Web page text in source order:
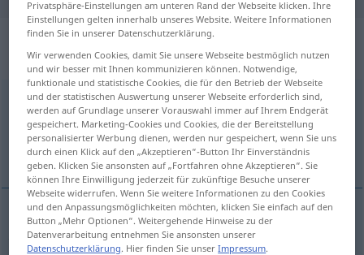
„zusammenkehren“
Verb
zusammenkehrenv/t <trennb;-ge-;h>
Übersicht aller Übersetzungen
(Für mehr Details die Übersetzung anklicken/antippen)
zusammenkehren → siehe „zusammenfegen
Privatsphäre-Einstellungen am unteren Rand der Webseite klicken. Ihre
Einstellungen gelten innerhalb unseres Website. Weitere Informationen
finden Sie in unserer Datenschutzerklärung.
Wir verwenden Cookies, damit Sie unsere Webseite bestmöglich nutzen
und wir besser mit Ihnen kommunizieren können. Notwendige,
funktionale und statistische Cookies, die für den Betrieb der Webseite
und der statistischen Auswertung unserer Webseite erforderlich sind,
werden auf Grundlage unserer Vorauswahl immer auf Ihrem Endgerät
gespeichert. Marketing-Cookies und Cookies, die der Bereitstellung
personalisierter Werbung dienen, werden nur gespeichert, wenn Sie uns
durch einen Klick auf den „Akzeptieren“-Button Ihr Einverständnis
geben. Klicken Sie ansonsten auf „Fortfahren ohne Akzeptieren“. Sie
können Ihre Einwilligung jederzeit für zukünftige Besuche unserer
Webseite widerrufen. Wenn Sie weitere Informationen zu den Cookies
und den Anpassungsmöglichkeiten möchten, klicken Sie einfach auf den
Button „Mehr Optionen“. Weitergehende Hinweise zu der
Datenverarbeitung entnehmen Sie ansonsten unserer
Datenschutzerklärung. Hier finden Sie unserImpressum.